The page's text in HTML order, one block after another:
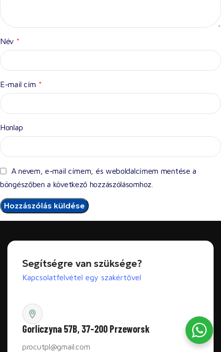
Név *
E-mail cím *
Honlap
A nevem, e-mail címem, és weboldalcímem mentése a
böngészőben a következő hozzászólásomhoz.
Segítségre van szüksége?
Kapcsolatfelvétel egy szakértővel
Gorliczyna 57B, 37-200 Przeworsk
procutpl@gmail.com